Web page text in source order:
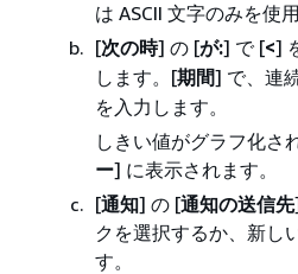
は ASCII 文字のみを使
[次の時] の [が:] で [<]
します。[期間] で、連
を入力します。
しきい値がグラフ化さ
ー] に表示されます。
[通知] の [通知の送信先
クを選択するか、新し
す。